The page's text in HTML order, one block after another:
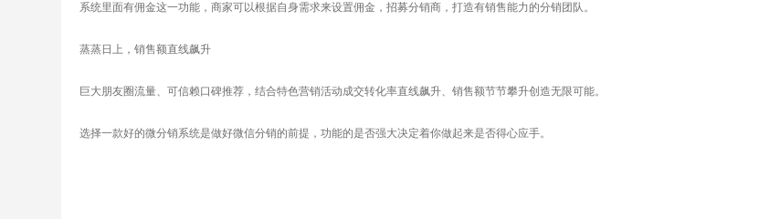
系统里面有佣金这一功能，商家可以根据自身需求来设置佣金，招募分销商，打造有销售能力的分销团队。
蒸蒸日上，销售额直线飙升
巨大朋友圈流量、可信赖口碑推荐，结合特色营销活动成交转化率直线飙升、销售额节节攀升创造无限可能。
选择一款好的微分销系统是做好微信分销的前提，功能的是否强大决定着你做起来是否得心应手。